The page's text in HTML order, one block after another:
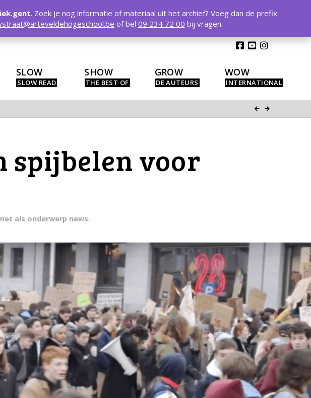
SLOW SHOW GROW WOW
spijbelen voor
als onderwerp news.
. Zoek je nog informatie of materiaal uit het archief? Voeg dan de prefix
of bel 09 234 72 00 bij vragen.